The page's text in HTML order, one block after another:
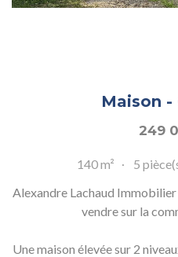
Maison -
249
140 m² 5
Alexandre Lachaud
vendre sur la
Une maison élevée sur 2